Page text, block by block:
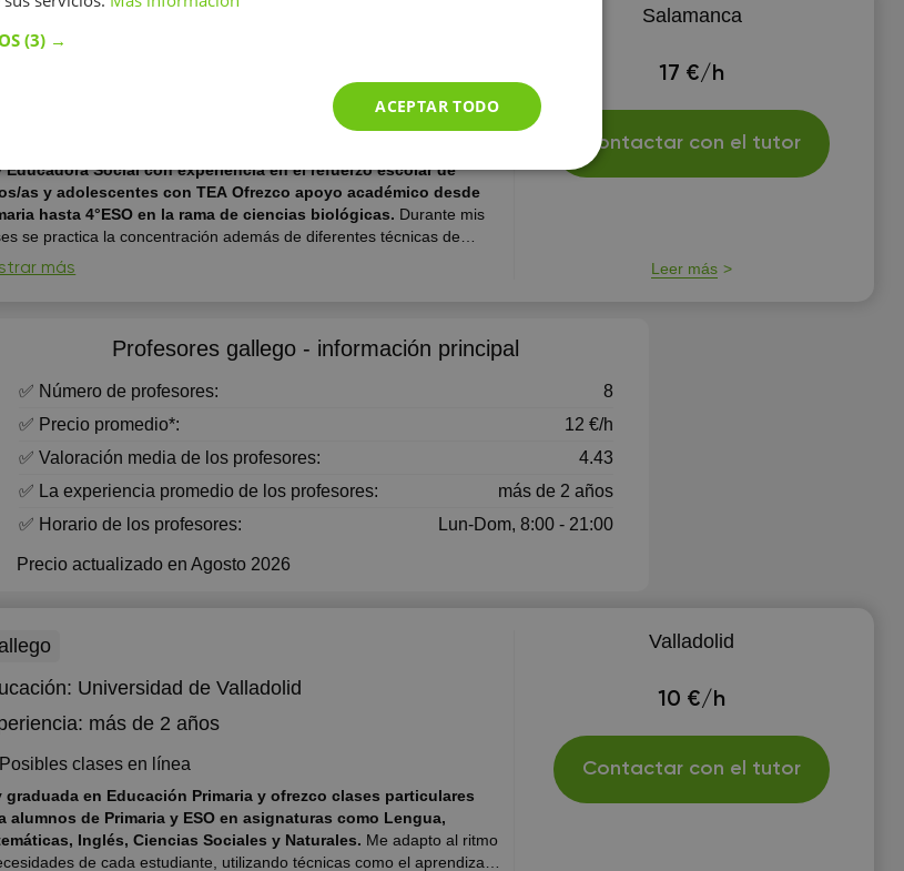
Educadora Social con experiencia en el refuerzo escolar de
y adolescentes con TEA Ofrezco apoyo académico desde
hasta 4°ESO en la rama de ciencias biológicas. Durante mis
se practica la concentración además de diferentes técnicas de
personalizadas (análisis previo de las capacidades del alumno/a).
gestiono el aprendizaje de una buena organización para una
más
Salamanca
17 €/h
Contactar con el tutor
Leer más
Profesores gallego - información principal
✅ Número de profesores:
8
✅ Precio promedio*:
12 €/h
✅ Valoración media de los profesores:
4.43
✅ La experiencia promedio de los profesores:
más de 2 años
✅ Horario de los profesores:
Lun-Dom, 8:00 - 21:00
Precio actualizado en Agosto 2026
Universidad de Valladolid
más de 2 años
Posibles clases en línea
graduada en Educación Primaria y ofrezco clases particulares
alumnos de Primaria y ESO en asignaturas como Lengua,
Inglés, Ciencias Sociales y Naturales. Me adapto al ritmo
de cada estudiante, utilizando técnicas como el aprendizaje
Valladolid
10 €/h
Contactar con el tutor
(3) →
ACEPTAR TODO